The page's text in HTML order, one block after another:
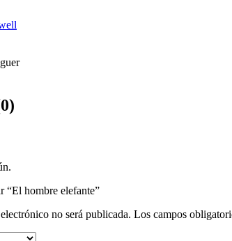
“El hombre elefante”
no será publicada. Los campos